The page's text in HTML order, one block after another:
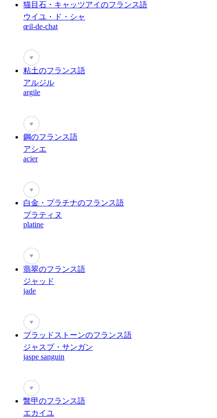
猫目石・キャッツアイのフランス語
ウイユ・ド・シャ
œil-de-chat
♥
粘土のフランス語
アルジル
argile
♥
鋼のフランス語
アシエ
acier
♥
白金・プラチナのフランス語
プラティヌ
platine
♥
翡翠のフランス語
ジャッド
jade
♥
ブラッドストーンのフランス語
ジャスプ・サンガン
jaspe sanguin
♥
鼈甲のフランス語
エカイユ